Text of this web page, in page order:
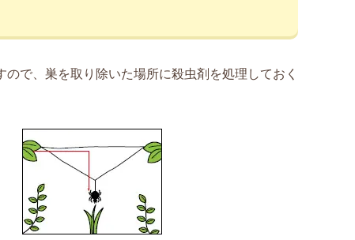
で、巣を取り除いた場所に殺虫剤を処理しておく